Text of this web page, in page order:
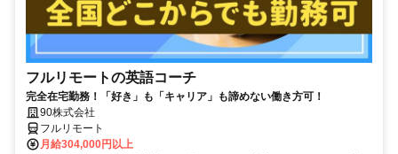
フルリモートの英語コーチ
完全在宅勤務！「好き」も「キャリア」も諦めない働き方可！
90株式会社
フルリモート
月給304,000円以上